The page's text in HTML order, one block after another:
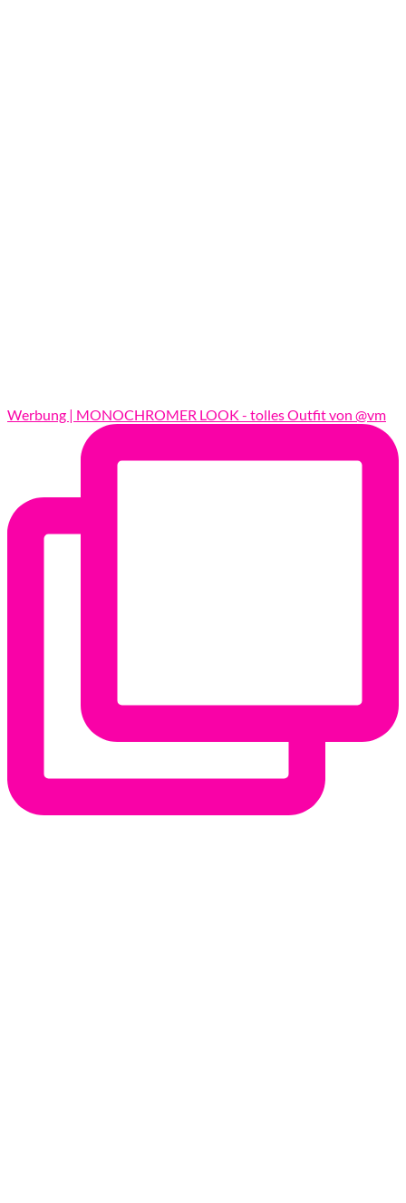
Werbung | MONOCHROMER LOOK - tolles Outfit von @vm